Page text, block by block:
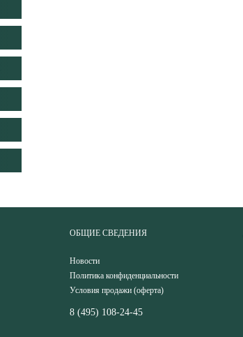
ОБЩИЕ СВЕДЕНИЯ
Новости
Политика конфиденциальности
Условия продажи (оферта)
8 (495) 108-24-45